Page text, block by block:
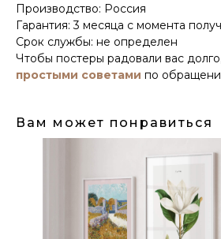
Производство: Россия
Гарантия: 3 месяца с момента
Срок службы: не определен
Чтобы постеры радовали вас
простыми советами по
Вам может понравиться